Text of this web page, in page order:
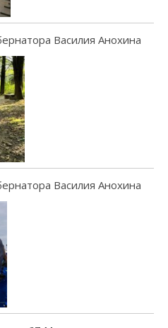
Василия Анохина
Василия Анохина